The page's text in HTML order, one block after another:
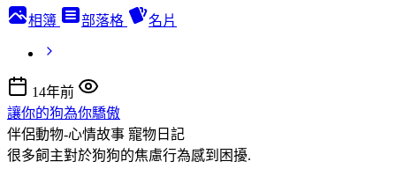
相簿 部落格 名片
14年前
讓你的狗為你驕傲
伴侶動物-心情故事 寵物日記
很多飼主對於狗狗的焦慮行為感到困擾.